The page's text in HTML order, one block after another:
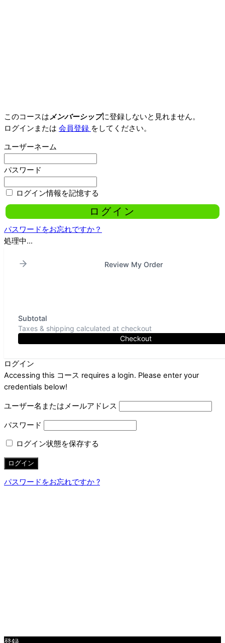
このコースはメンバーシップに登録しないと見れません。
ログインまたは 会員登録 をしてください。
ユーザーネーム
パスワード
ログイン情報を記憶する
パスワードをお忘れですか？
処理中...
Review My Order
Subtotal
Taxes & shipping calculated at checkout
Checkout
ログイン
Accessing this コース requires a login. Please enter your
credentials below!
ユーザー名またはメールアドレス
パスワード
ログイン状態を保存する
パスワードをお忘れですか ?